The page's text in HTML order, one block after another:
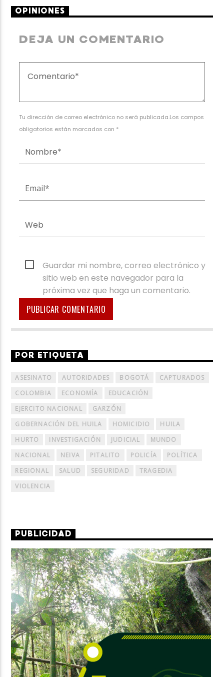
OPINIONES
DEJA UN COMENTARIO
Tu dirección de correo electrónico no será publicada.Los campos
obligatorios están marcados con *
Guardar mi nombre, correo electrónico y
sitio web en este navegador para la
próxima vez que haga un comentario.
POR ETIQUETA
ASESINATO AUTORIDADES BOGOTÁ
CAPTURADOS
COLOMBIA
ECONOMÍA
EDUCACIÓN
EJERCITO NACIONAL
GARZÓN
GOBERNACIÓN DEL HUILA
HOMICIDIO
HUILA
HURTO
INVESTIGACIÓN JUDICIAL
MUNDO
NACIONAL
NEIVA PITALITO POLICÍA
POLÍTICA
REGIONAL
SALUD SEGURIDAD
TRAGEDIA
VIOLENCIA
PUBLICIDAD